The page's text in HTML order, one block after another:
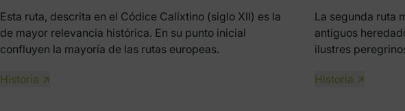
Esta ruta, descrita en el Códice Calixtino (siglo XII) es la
de mayor relevancia histórica. En su punto inicial
confluyen la mayoría de las rutas europeas.
Historia ↗
La segunda ruta
antiguos
ilustres
Historia ↗